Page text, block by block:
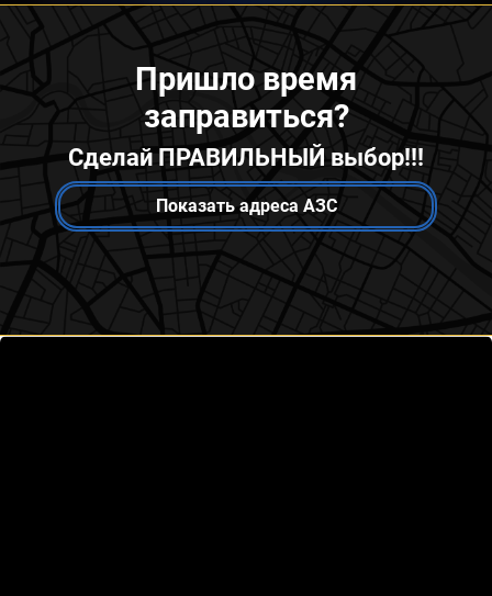
Пришло время
заправиться?
Сделай ПРАВИЛЬНЫЙ выбор!!!
Показать адреса АЗС